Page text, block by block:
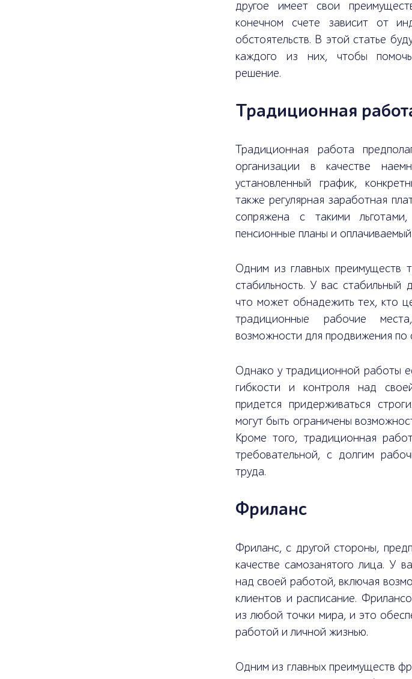
другое имеет свои
конечном счете зависит от
обстоятельств. В этой статье
каждого из них, чтобы
решение.
Традиционная
Традиционная работа
организации в качестве
установленный график,
также регулярная заработная
сопряжена с такими
пенсионные планы и оплачиваемый
Одним из главных преимуществ
стабильность. У вас стабильный
что может обнадежить тех, кто
традиционные рабочие
возможности для продвижения по
Однако у традиционной работы
гибкости и контроля над
придется придерживаться
могут быть ограничены
Кроме того, традиционная
требовательной, с долгим
труда.
Фриланс
Фриланс, с другой стороны,
качестве самозанятого лица. У
над своей работой, включая
клиентов и расписание.
из любой точки мира, и это
работой и личной жизнью.
Одним из главных преимуществ